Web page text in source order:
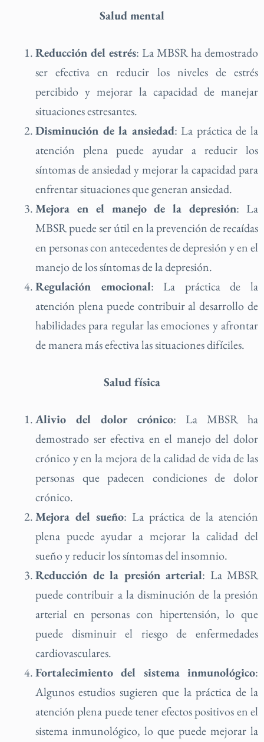
Salud mental
Reducción del estrés: La MBSR ha demostrado
ser efectiva en reducir los niveles de estrés
percibido y mejorar la capacidad de manejar
situaciones estresantes.
Disminución de la ansiedad: La práctica de la
atención plena puede ayudar a reducir los
síntomas de ansiedad y mejorar la capacidad para
enfrentar situaciones que generan ansiedad.
Mejora en el manejo de la depresión: La
MBSR puede ser útil en la prevención de recaídas
en personas con antecedentes de depresión y en el
manejo de los síntomas de la depresión.
Regulación emocional: La práctica de la
atención plena puede contribuir al desarrollo de
habilidades para regular las emociones y afrontar
de manera más efectiva las situaciones difíciles.
Salud física
Alivio del dolor crónico: La MBSR ha
demostrado ser efectiva en el manejo del dolor
crónico y en la mejora de la calidad de vida de las
personas que padecen condiciones de dolor
crónico.
Mejora del sueño: La práctica de la atención
plena puede ayudar a mejorar la calidad del
sueño y reducir los síntomas del insomnio.
Reducción de la presión arterial: La MBSR
puede contribuir a la disminución de la presión
arterial en personas con hipertensión, lo que
puede disminuir el riesgo de enfermedades
cardiovasculares.
Fortalecimiento del sistema inmunológico:
Algunos estudios sugieren que la práctica de la
atención plena puede tener efectos positivos en el
sistema inmunológico, lo que puede mejorar la